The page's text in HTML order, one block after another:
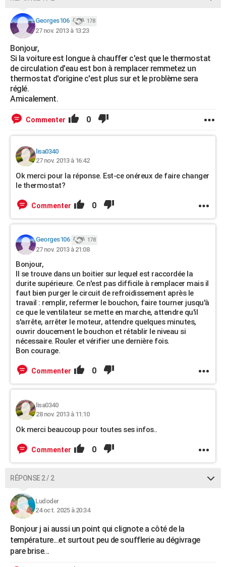
Georges106 178
27 nov. 2013 à 13:23
Bonjour,
Si la voiture est longue à chauffer c'est que le thermostat
de circulation d'eau est bon à remplacer remmetez un
thermostat d'origine c'est plus sur et le problème sera
réglé.
Amicalement.
Commenter 0
lisa0340
27 nov. 2013 à 16:42
Ok merci pour la réponse. Est-ce onéreux de faire changer
le thermostat?
Commenter 0
Georges106 178
27 nov. 2013 à 21:08
Bonjour,
Il se trouve dans un boitier sur lequel est raccordée la
durite supérieure. Ce n'est pas difficile à remplacer mais il
faut bien purger le circuit de refroidissement après le
travail : remplir, refermer le bouchon, faire tourner jusqu'à
ce que le ventilateur se mette en marche, attendre qu'il
s'arrête, arrêter le moteur, attendre quelques minutes,
ouvrir doucement le bouchon et rétablir le niveau si
nécessaire. Rouler et vérifier une dernière fois.
Bon courage.
Commenter 0
lisa0340
28 nov. 2013 à 11:10
Ok merci beaucoup pour toutes ses infos..
Commenter 0
RÉPONSE 2 / 2
Ludoder
24 oct. 2025 à 20:34
Bonjour j ai aussi un point qui clignote a côté de la
température...et surtout peu de soufflerie au dégivrage
pare brise...